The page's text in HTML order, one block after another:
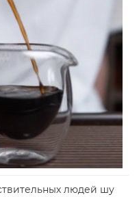
людей шу